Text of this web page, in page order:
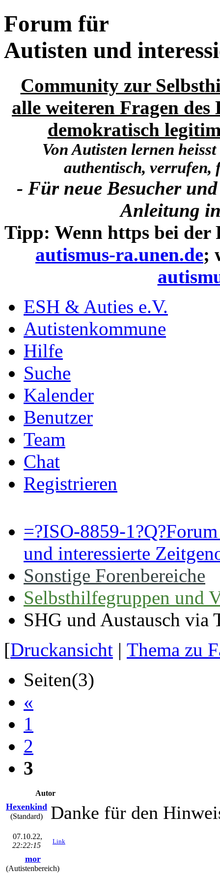
Forum für
Autisten und
Community zur
alle weiteren Fragen
demokratisch
Von Autisten lernen
authentisch, verrufen,
- Für neue Besucher
Anleitung
Tipp: Wenn https bei der
autismus-ra.unen.de;
ESH & Auties e.V.
Autistenkommune
Hilfe
Suche
Kalender
Benutzer
Team
Chat
Registrieren
=?ISO-8859-
und interessierte
Sonstige Forenbereiche
Selbsthilfegruppen und
SHG und Austausch via
[Druckansicht | Thema zu
Seiten(3)
«
1
2
3
Autor
Hexenkind
(Standard) Danke für den
07.10.22,
22:22:15
Link
mor
(Autistenbereich)